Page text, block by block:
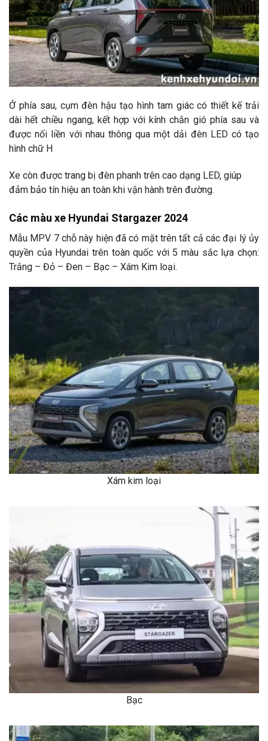
Ở phía sau, cụm đèn hậu tạo hình tam giác có thiết kế trải
dài hết chiều ngang, kết hợp với kính chắn gió phía sau và
được nối liền với nhau thông qua một dải đèn LED có tạo
hình chữ H
Xe còn được trang bị đèn phanh trên cao dạng LED, giúp
đảm bảo tín hiệu an toàn khi vận hành trên đường.
Các màu xe Hyundai Stargazer 2024
Mẫu MPV 7 chỗ này hiện đã có mặt trên tất cả các đại lý ủy
quyền của Hyundai trên toàn quốc với 5 màu sắc lựa chọn:
Trắng – Đỏ – Đen – Bạc – Xám Kim loại.
Xám kim loại
Bạc